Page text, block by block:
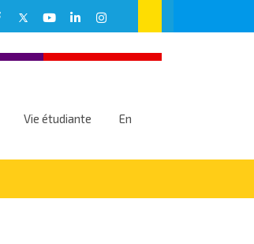
Vie étudiante En